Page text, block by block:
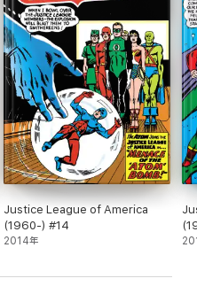
Justice League of America
(1960-) #14
2014年